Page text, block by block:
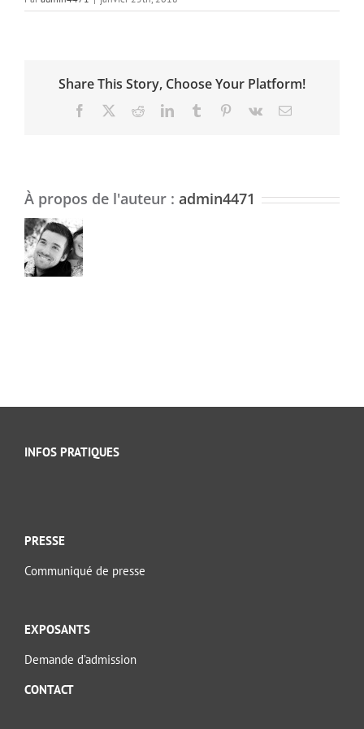
Share This Story, Choose Your Platform!
Facebook RedditLinkedInTumblr Pinterest
Vk Email
À propos de l'auteur : admin4471
INFOS PRATIQUES
PRESSE
Communiqué de presse
EXPOSANTS
Demande d’admission
CONTACT